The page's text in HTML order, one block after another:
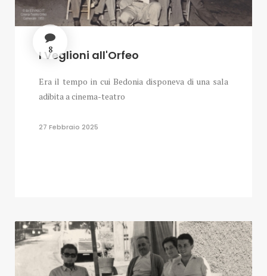
8
I Veglioni all'Orfeo
Era il tempo in cui Bedonia disponeva di una sala
adibita a cinema-teatro
27 Febbraio 2025